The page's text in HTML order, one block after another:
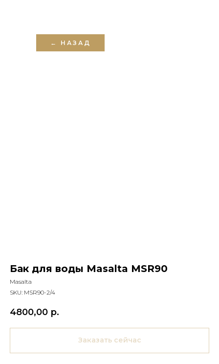
← НАЗАД
Бак для воды Masalta MSR90
Masalta
SKU: MSR90-2/4
4800,00 р.
Заказать сейчас